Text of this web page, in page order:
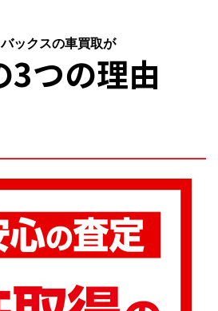
ックスの車買取が
3つの理由